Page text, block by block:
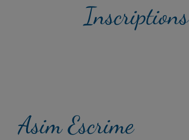
Inscriptions
Asim Escrime